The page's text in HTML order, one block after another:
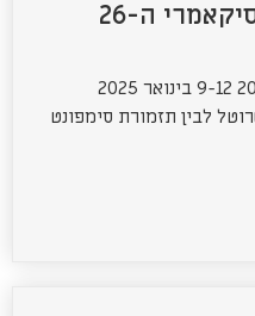
ה-26
קלאסיקאמרי ישרוטל אילת 2025 9-12 בינואר 2025
לבין תזמורת סימפונט